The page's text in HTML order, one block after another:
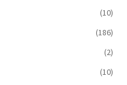
(10)
(186)
(2)
(10)